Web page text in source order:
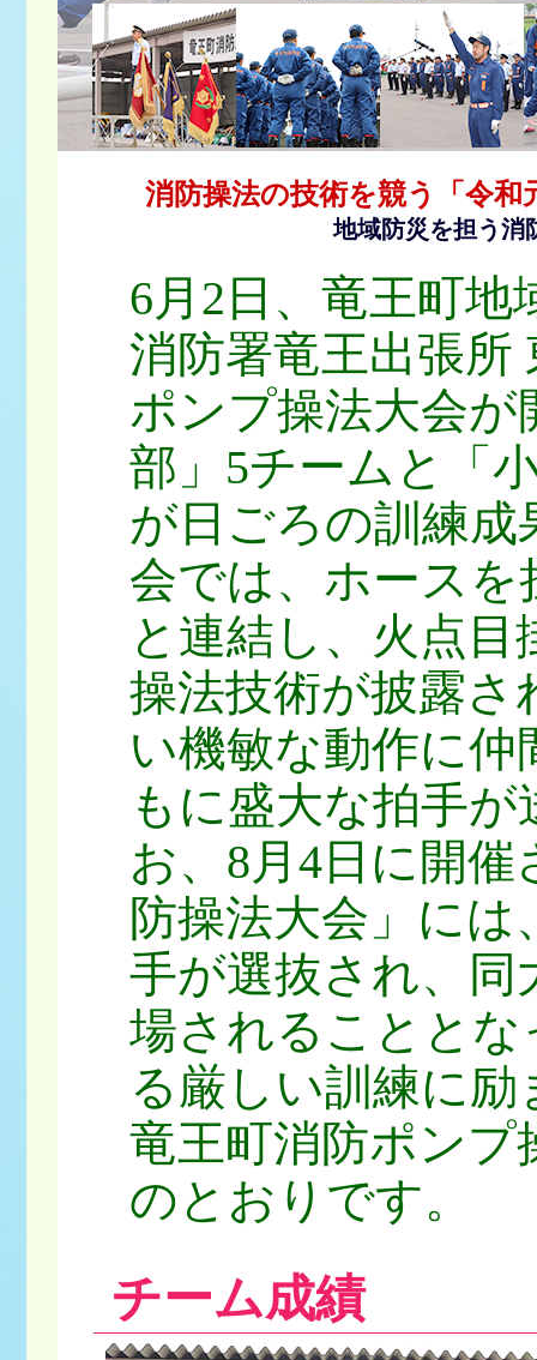
消防操法の技術を競う「令和
地域防災を担う消
6月2日、竜王町地
消防署竜王出張所
ポンプ操法大会
部」5チームと「
が日ごろの訓練
会では、ホース
と連結し、火点
操法技術が披露さ
い機敏な動作に
もに盛大な拍手
お、8月4日に開
防操法大会」に
手が選抜され、同
場されることと
る厳しい訓練に
竜王町消防ポンプ
のとおりです。
チーム成績